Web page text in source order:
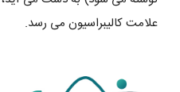
علامت کالیبراسیون می رسد.